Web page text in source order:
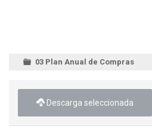
03 Plan Anual de Compras
Descarga seleccionada